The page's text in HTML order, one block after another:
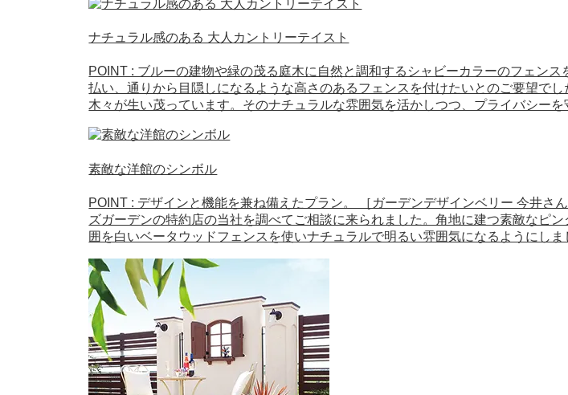
ナチュラル感のある 大人カントリーテイスト
POINT : ブルーの建物や緑の茂る庭木に自然と調和するシャビーカラーのフェン
払い、通りから目隠しになるような高さのあるフェンスを付けたいとのご要望で
木々が生い茂っています。そのナチュラルな雰囲気を活かしつつ、プライバシーを
素敵な洋館のシンボル
POINT : デザインと機能を兼ね備えたプラン。 ［ガーデンデザインベリー 今井
ズガーデンの特約店の当社を調べてご相談に来られました。角地に建つ素敵なピ
囲を白いベータウッドフェンスを使いナチュラルで明るい雰囲気になるようにし